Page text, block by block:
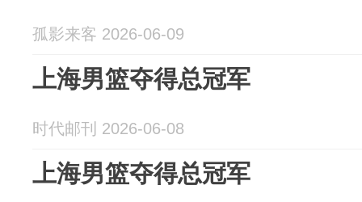
孤影来客 2026-06-09
上海男篮夺得总冠军
时代邮刊 2026-06-08
上海男篮夺得总冠军